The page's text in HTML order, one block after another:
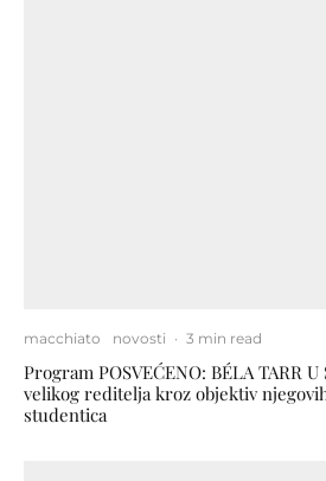
macchiato novosti · 3 min read
Program POSVEĆENO: BÉLA TARR U
velikog reditelja kroz objektiv
studentica